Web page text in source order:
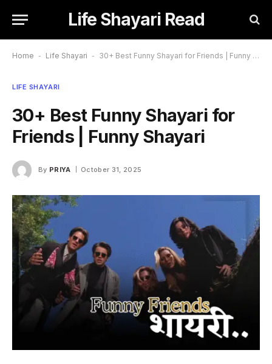
Life Shayari Read
Home - Life Shayari - 30+ Best Funny Shayari for Friends | Funny Shayari
LIFE SHAYARI
30+ Best Funny Shayari for
Friends | Funny Shayari
By PRIYA October 31, 2025